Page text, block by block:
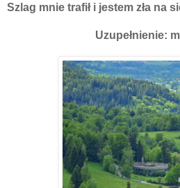
Szlag mnie trafił i jestem zła na
Uzupełnienie: